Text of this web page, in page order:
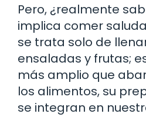
Pero, ¿realmente
implica comer
se trata solo de
ensaladas y frutas;
más amplio que
los alimentos, su
se integran en